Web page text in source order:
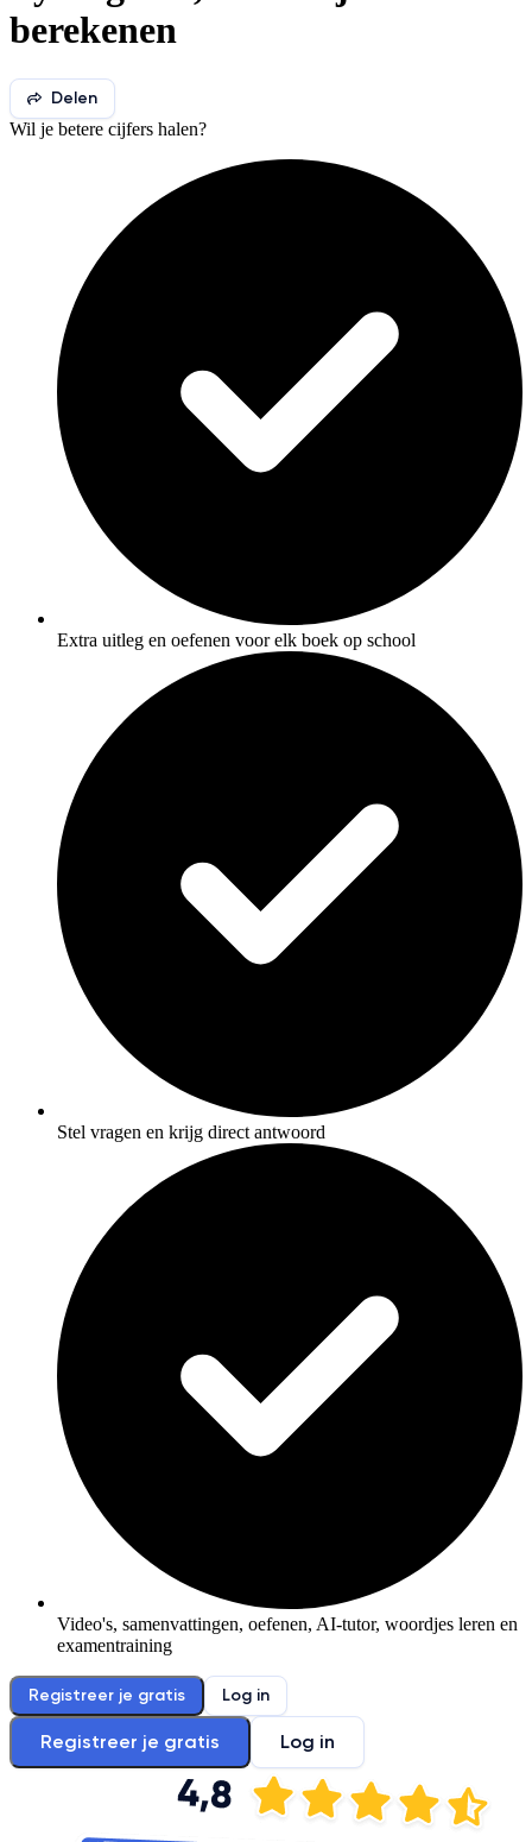
berekenen
Delen
Wil je betere cijfers halen?
Extra uitleg en oefenen voor elk boek op school
Stel vragen en krijg direct antwoord
Video's, samenvattingen, oefenen, AI-tutor, woordjes leren en
examentraining
Registreer je gratis Log in
Registreer je gratis Log in